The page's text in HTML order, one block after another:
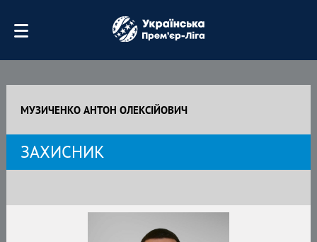
МУЗИЧЕНКО АНТОН ОЛЕКСІЙОВИЧ
ЗАХИСНИК